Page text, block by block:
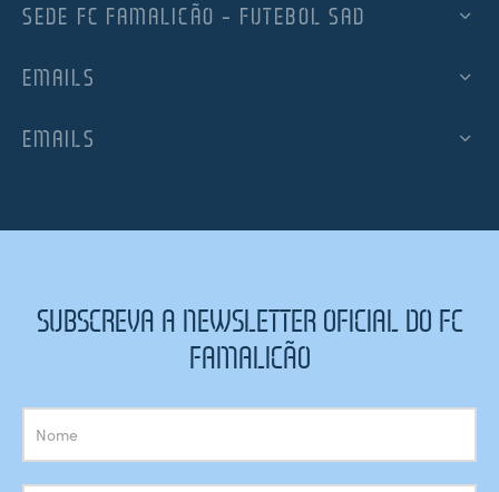
SEDE FC FAMALICÃO – FUTEBOL SAD
EMAILS
EMAILS
SUBSCREVA A NEWSLETTER OFICIAL DO FC
FAMALICÃO
Subscrição
Newsletter